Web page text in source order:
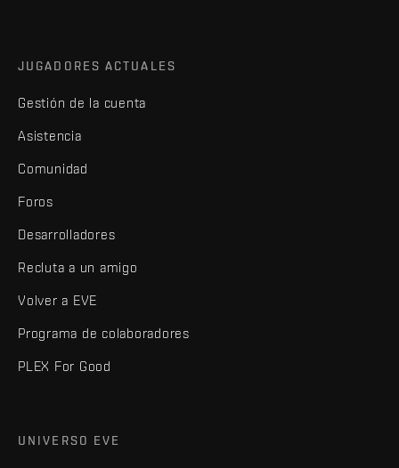
JUGADORES ACTUALES
Gestión de la cuenta
Asistencia
Comunidad
Foros
Desarrolladores
Recluta a un amigo
Volver a EVE
Programa de colaboradores
PLEX For Good
UNIVERSO EVE